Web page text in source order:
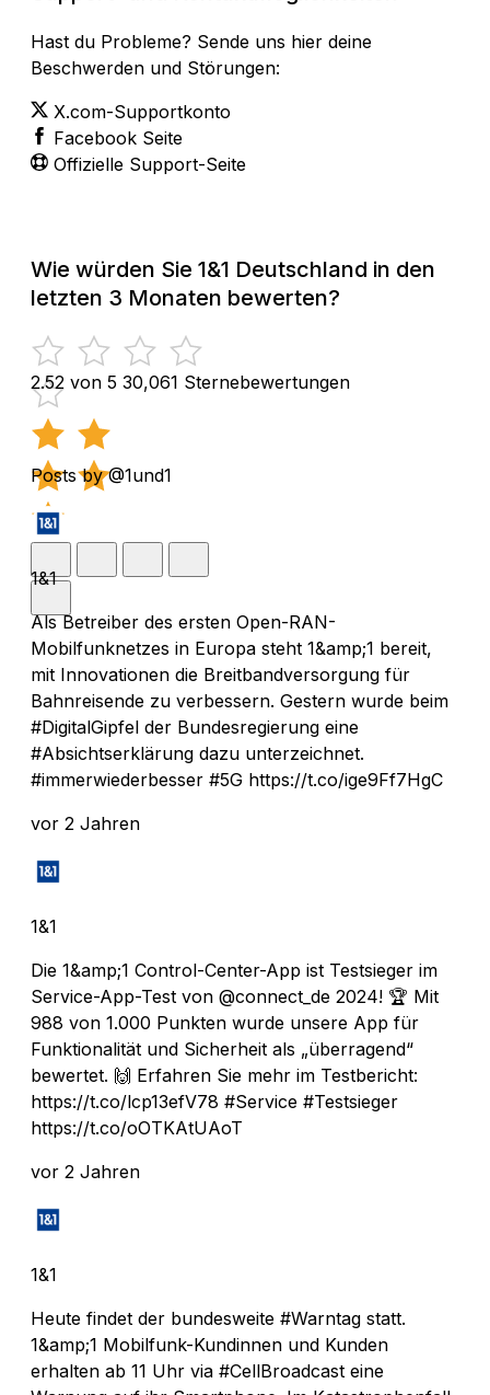
Hast du Probleme? Sende uns hier deine
Beschwerden und Störungen:
X.com-Supportkonto
Facebook Seite
Offizielle Support-Seite
Wie würden Sie 1&1 Deutschland in den
letzten 3 Monaten bewerten?
2.52 von 5 30,061 Sternebewertungen
Posts by @1und1
1&1
Als Betreiber des ersten Open-RAN-
Mobilfunknetzes in Europa steht 1&amp;1 bereit,
mit Innovationen die Breitbandversorgung für
Bahnreisende zu verbessern. Gestern wurde beim
#DigitalGipfel der Bundesregierung eine
#Absichtserklärung dazu unterzeichnet.
#immerwiederbesser #5G https://t.co/ige9Ff7HgC
vor 2 Jahren
1&1
Die 1&amp;1 Control-Center-App ist Testsieger im
Service-App-Test von @connect_de 2024! 🏆 Mit
988 von 1.000 Punkten wurde unsere App für
Funktionalität und Sicherheit als „überragend“
bewertet. 🙌 Erfahren Sie mehr im Testbericht:
https://t.co/lcp13efV78 #Service #Testsieger
https://t.co/oOTKAtUAoT
vor 2 Jahren
1&1
Heute findet der bundesweite #Warntag statt.
1&amp;1 Mobilfunk-Kundinnen und Kunden
erhalten ab 11 Uhr via #CellBroadcast eine